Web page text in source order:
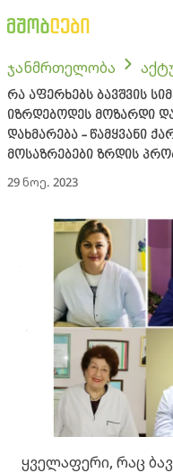
ჯანმრთელობა
რა აფერხებს ბავშვის
იზრდებოდეს მოზარდი
დახმარება - წამყვანი
მოსაზრებები ზრდის
29 ნოე. 2023
ყველაფერი, რაც